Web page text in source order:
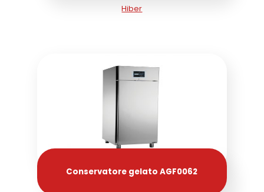
Hiber
Conservatore gelato AGF0062